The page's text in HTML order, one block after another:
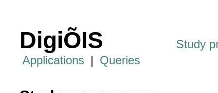
DigiÕIS
Study
Applications | Queries